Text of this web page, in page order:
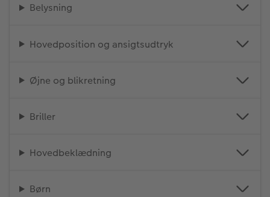
Belysning
Hovedposition og ansigtsudtryk
Øjne og blikretning
Briller
Hovedbeklædning
Børn